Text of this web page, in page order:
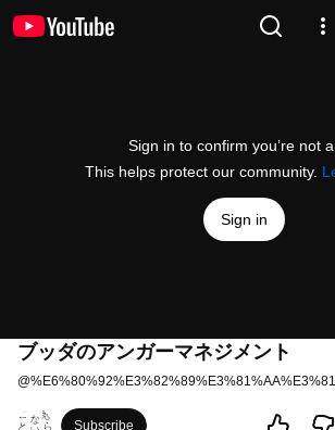
Sign in to confirm you’re not
This helps protect our community.
Sign in
ブッダのアンガーマネジメント
@
Subscribe